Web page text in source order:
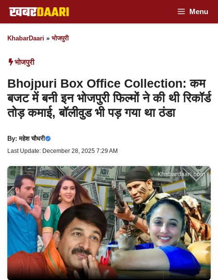
Skip
to
content
Menu
KhabarDaari » भोजपुरी
भोजपुरी
Bhojpuri Box Office Collection: कम
बजट में बनी इन भोजपुरी फिल्मों ने की थी रिकॉर्ड
तोड़ कमाई, बॉलीवुड भी पड़ गया था ठंडा
By:महेश चौधरी
Last Update: December 28, 2025 7:29 AM